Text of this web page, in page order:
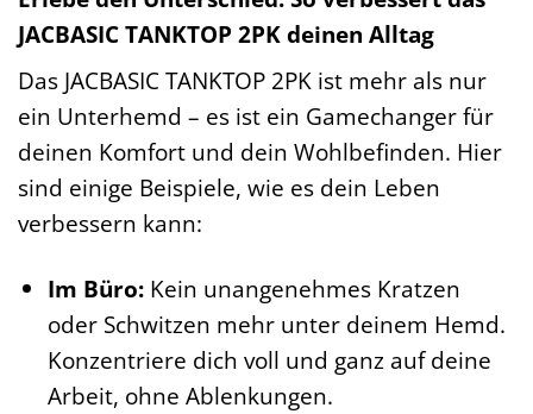
JACBASIC TANKTOP 2PK deinen Alltag
Das JACBASIC TANKTOP 2PK ist mehr als nur
ein Unterhemd – es ist ein Gamechanger für
deinen Komfort und dein Wohlbefinden. Hier
sind einige Beispiele, wie es dein Leben
verbessern kann:
Im Büro:Kein unangenehmes Kratzen
oder Schwitzen mehr unter deinem Hemd.
Konzentriere dich voll und ganz auf deine
Arbeit, ohne Ablenkungen.